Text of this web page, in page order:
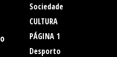
Sociedade
CULTURA
PÁGINA 1
Desporto